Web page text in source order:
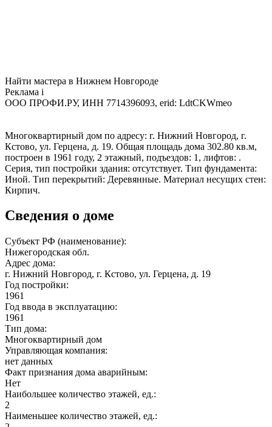
Найти мастера в Нижнем Новгороде
Реклама i
ООО ПРОФИ.РУ, ИНН 7714396093, erid: LdtCKWmeo
Многоквартирный дом по адресу: г. Нижний Новгород, г.
Кстово, ул. Герцена, д. 19. Общая площадь дома 302.80 кв.м,
построен в 1961 году, 2 этажный, подъездов: 1, лифтов: .
Серия, тип постройки здания: отсутствует. Тип фундамента:
Иной. Тип перекрытий: Деревянные. Материал несущих стен:
Кирпич.
Сведения о доме
Субъект РФ (наименование):
Нижегородская обл.
Адрес дома:
г. Нижний Новгород, г. Кстово, ул. Герцена, д. 19
Год постройки:
1961
Год ввода в эксплуатацию:
1961
Тип дома:
Многоквартирный дом
Управляющая компания:
нет данных
Факт признания дома аварийным:
Нет
Наибольшее количество этажей, ед.:
2
Наименьшее количество этажей, ед.: